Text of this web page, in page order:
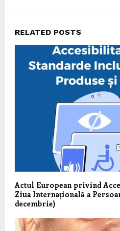
RELATED POSTS
Actul European privind
Ziua Internațională a
decembrie)